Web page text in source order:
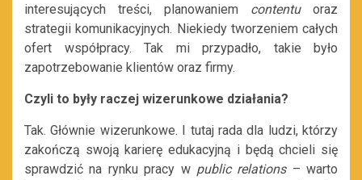
interesujących treści, planowaniem contentuoraz
strategii komunikacyjnych. Niekiedy tworzeniem całych
ofert współpracy. Tak mi przypadło, takie było
zapotrzebowanie klientów oraz firmy.
Czyli to były raczej wizerunkowe działania?
Tak. Głównie wizerunkowe. I tutaj rada dla ludzi, którzy
zakończą swoją karierę edukacyjną i będą chcieli się
sprawdzić na rynku pracy w public relations– warto